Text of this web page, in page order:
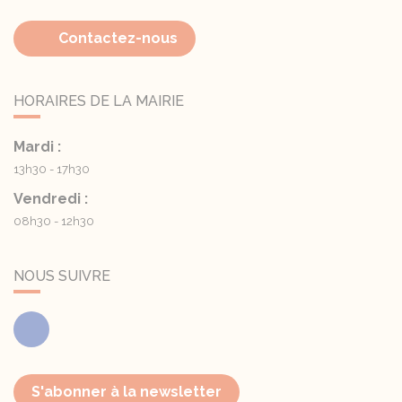
Contactez-nous
HORAIRES DE LA MAIRIE
Mardi :
13h30 - 17h30
Vendredi :
08h30 - 12h30
NOUS SUIVRE
Facebook
S'abonner à la newsletter